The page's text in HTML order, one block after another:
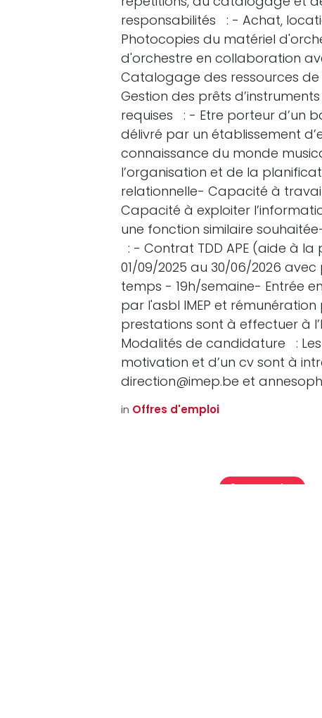
responsabilités : - Achat,
Photocopies du matériel
d'orchestre en collaboration
Catalogage des ressources
Gestion des prêts
requises : - Etre porteur d’un
délivré par un établissement
connaissance du monde
l’organisation et de la
relationnelle- Capacité à
Capacité à exploiter
une fonction similaire
: - Contrat TDD APE (aide à
01/09/2025 au 30/06/2026
temps - 19h/semaine- Entrée
par l'asbl IMEP et
prestations sont à effectuer à
Modalités de candidature :
motivation et d’un cv sont à
direction@imep.be et
in Offres d'emploi
Se connecter